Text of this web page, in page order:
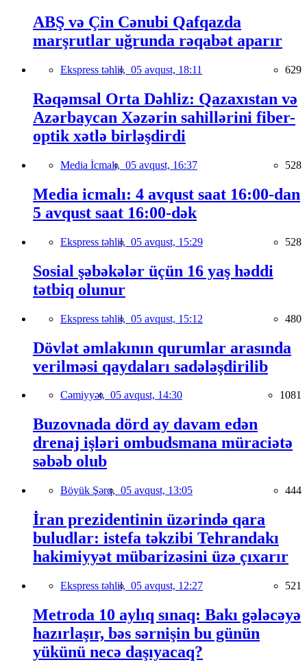
ABŞ və Çin Cənubi Qafqazda
marşrutlar uğrunda rəqabət aparır
Ekspress təhlil, 05 avqust, 18:11 629
Rəqəmsal Orta Dəhliz: Qazaxıstan və
Azərbaycan Xəzərin sahillərini fiber-
optik xətlə birləşdirdi
Media İcmalı, 05 avqust, 16:37 528
Media icmalı: 4 avqust saat 16:00-dan
5 avqust saat 16:00-dək
Ekspress təhlil, 05 avqust, 15:29 528
Sosial şəbəkələr üçün 16 yaş həddi
tətbiq olunur
Ekspress təhlil, 05 avqust, 15:12 480
Dövlət əmlakının qurumlar arasında
verilməsi qaydaları sadələşdirilib
Cəmiyyət, 05 avqust, 14:30 1081
Buzovnada dörd ay davam edən
drenaj işləri ombudsmana müraciətə
səbəb olub
Böyük Şərq, 05 avqust, 13:05 444
İran prezidentinin üzərində qara
buludlar: istefa təkzibi Tehrandakı
hakimiyyət mübarizəsini üzə çıxarır
Ekspress təhlil, 05 avqust, 12:27 521
Metroda 10 aylıq sınaq: Bakı gələcəyə
hazırlaşır, bəs sərnişin bu günün
yükünü necə daşıyacaq?